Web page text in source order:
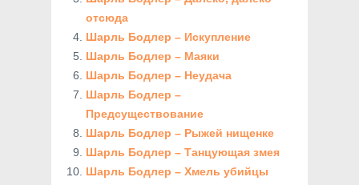
отсюда
Шарль Бодлер – Искупление
Шарль Бодлер – Маяки
Шарль Бодлер – Неудача
Шарль Бодлер –
Предсуществование
Шарль Бодлер – Рыжей нищенке
Шарль Бодлер – Танцующая змея
Шарль Бодлер – Хмель убийцы